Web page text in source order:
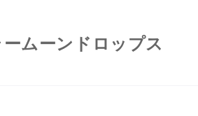
ムーンドロップス